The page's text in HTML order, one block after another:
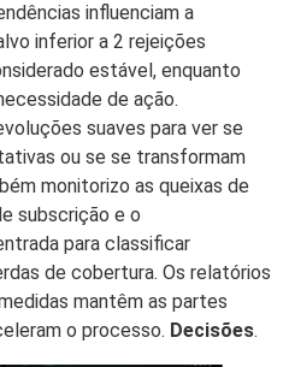
influenciam a
inferior a 2 rejeições
estável, enquanto
de ação.
suaves para ver se
ou se se transformam
monitorizo as queixas de
subscrição e o
para classificar
de cobertura. Os relatórios
mantêm as partes
o processo. Decisões.